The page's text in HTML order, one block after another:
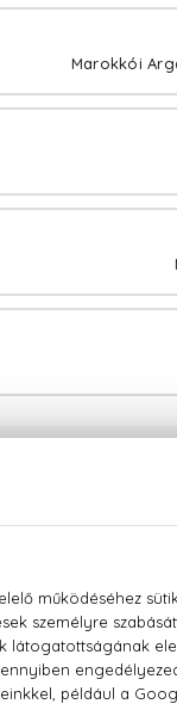
Marokkói
(0)